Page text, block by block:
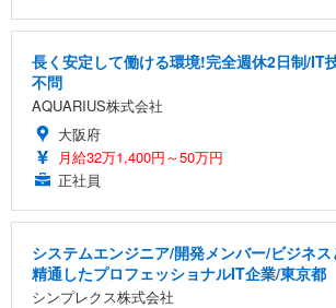
長く安定して働ける環境!完全週休2日制/IT
不問
AQUARIUS株式会社
大阪府
月給32万1,400円～50万円
正社員
システムエンジニア/開発メンバー/ビジネ
精通したプロフェッショナルIT企業/東京都
シンプレクス株式会社